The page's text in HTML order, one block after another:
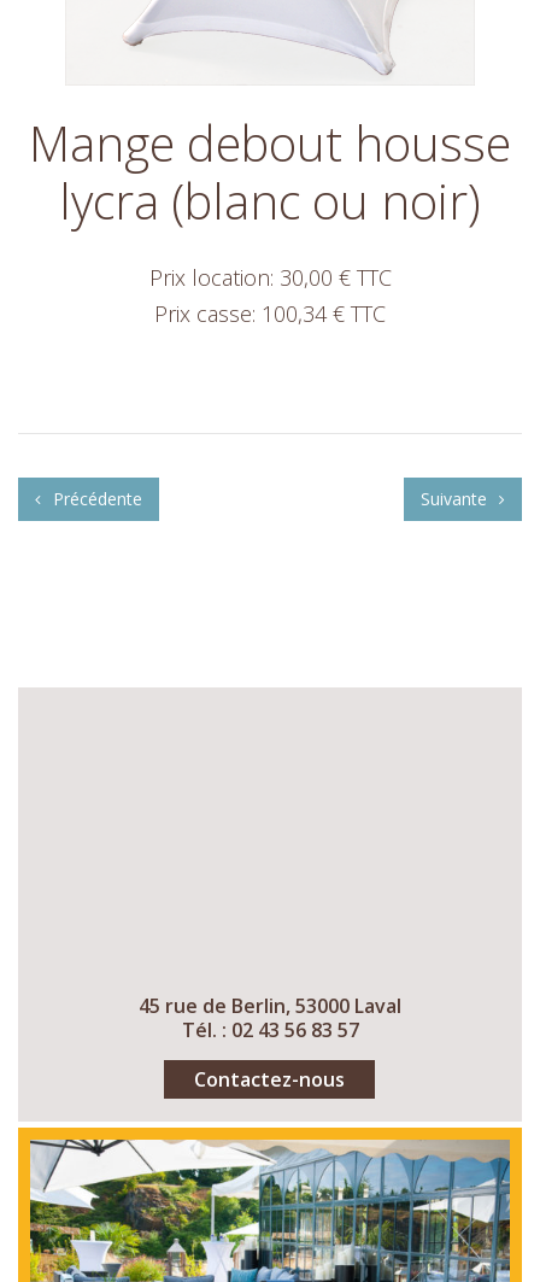
Mange debout housse
lycra (blanc ou noir)
Prix location: 30,00 € TTC
Prix casse: 100,34 € TTC
Précédente Suivante
45 rue de Berlin, 53000 Laval
Tél. : 02 43 56 83 57
Contactez-nous